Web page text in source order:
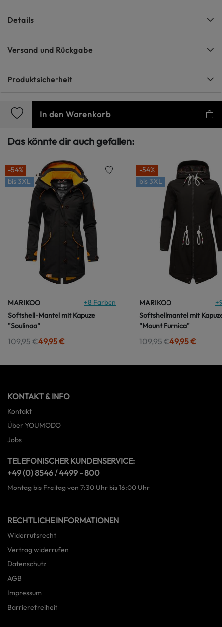
Details
Versand und Rückgabe
Produktsicherheit
In den Warenkorb
Das könnte dir auch gefallen:
-54%
bis 3XL
MARIKOO +8 Farben
Softshell-Mantel mit Kapuze
"Soulinaa"
109,95 €49,95 €
-54%
bis 3XL
MARIKOO +
Softshellmantel mit
"Mount Furnica"
109,95 €49,95 €
KONTAKT & INFO
Kontakt
Über YOUMODO
Jobs
TELEFONISCHER KUNDENSERVICE:
+49 (0) 8546 / 4499 - 800
Montag bis Freitag von 7:30 Uhr bis 16:00 Uhr
RECHTLICHE INFORMATIONEN
Widerrufsrecht
Vertrag widerrufen
Datenschutz
AGB
Impressum
Barrierefreiheit